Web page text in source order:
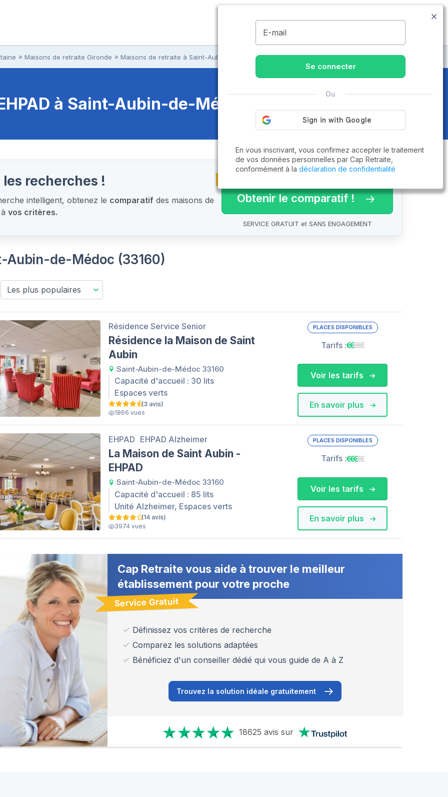
09.77.55.73.00
Maisons de retraite Gironde Maisons de retraite à Saint-Aubin-de-Médoc
à Saint-Aubin-de-Médoc (33160)
recherches !
intelligent, obtenez le comparatifdes maisons de
vos critères.
Obtenir le comparatif !
SERVICE GRATUIT et SANS ENGAGEMENT
Aubin-de-Médoc (33160)
Résidence Service Senior
Résidence la Maison de Saint
Aubin
Saint-Aubin-de-Médoc 33160
Capacité d'accueil : 30 lits
Espaces verts
(3 avis)
1866 vues
PLACES DISPONIBLES
Tarifs :
En savoir plus
Voir les tarifs
EHPAD EHPAD Alzheimer
La Maison de Saint Aubin -
EHPAD
Saint-Aubin-de-Médoc 33160
Capacité d'accueil : 85 lits
Unité Alzheimer, Espaces verts
(14 avis)
3974 vues
PLACES DISPONIBLES
Tarifs :
En savoir plus
Voir les tarifs
Cap Retraite vous aide à trouver le meilleur
établissement pour votre proche
Service Gratuit
Définissez vos critères de recherche
Comparez les solutions adaptées
Bénéficiez d'un conseiller dédié qui vous guide de A à Z
Trouvez la solution idéale gratuitement
18625 avis sur
E-mail
Se connecter
Ou
En vous inscrivant, vous confirmez accepter le traitement
de vos données personnelles par Cap Retraite,
conformément à la déclaration de confidentialité